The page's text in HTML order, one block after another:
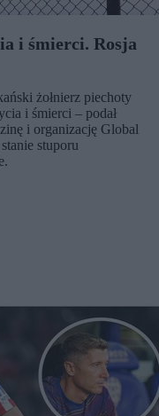
i śmierci. Rosja
żołnierz piechoty
i śmierci – podał
i organizację Global
stuporu